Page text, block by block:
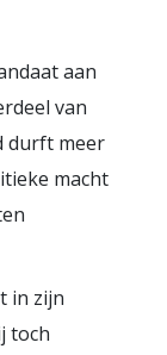
aan
van
durft meer
macht
in zijn
toch